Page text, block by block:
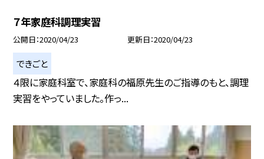
７年家庭科調理実習
公開日 2020/04/23 更新日 2020/04/23
できごと
４限に家庭科室で、家庭科の福原先生のご指導のもと、調理
実習をやっていました。作っ...